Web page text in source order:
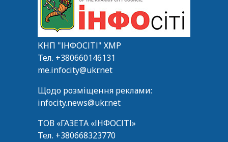
КНП "ІНФОСІТІ" ХМР
Тел. +380660146131
me.infocity@ukr.net
Щодо розміщення реклами:
infocity.news@ukr.net
ТОВ «ГАЗЕТА «ІНФОСІТІ»
Тел. +380668323770